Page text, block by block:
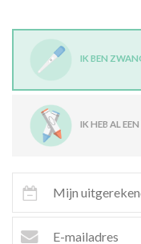
IK BEN
IK HEB AL